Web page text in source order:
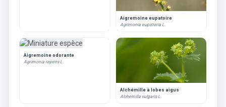
Aigremoine eupatoire
Agrimonia eupatoria L.
Aigremoine odorante
Agrimonia repens L.
Alchémille à lobes aigus
Alchemilla vulgaris L.